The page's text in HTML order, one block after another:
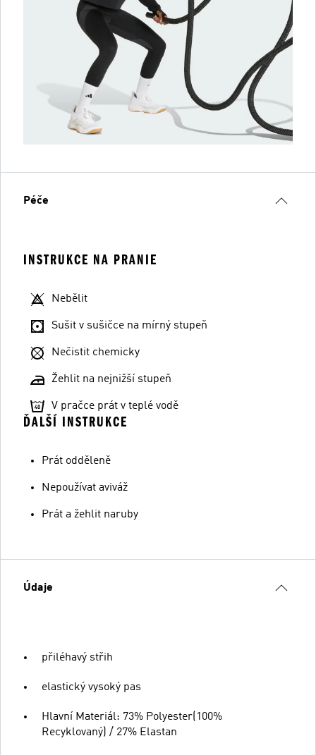
Péče
INSTRUKCE NA PRANIE
Nebělit
Sušit v sušičce na mírný stupeň
Nečistit chemicky
Žehlit na nejnižší stupeň
V pračce prát v teplé vodě
ĎALŠÍ INSTRUKCE
Prát odděleně
Nepoužívat aviváž
Prát a žehlit naruby
Údaje
přiléhavý střih
elastický vysoký pas
Hlavní Materiál: 73% Polyester(100%
Recyklovaný) / 27% Elastan